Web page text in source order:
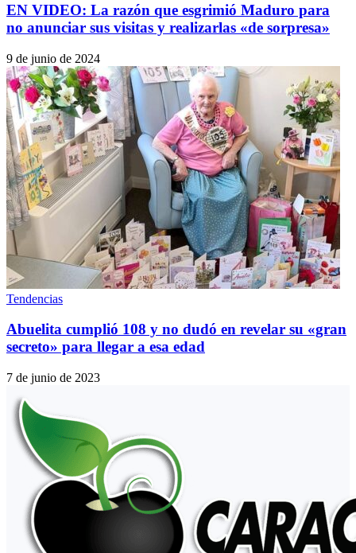
EN VIDEO: La razón que esgrimió Maduro para
no anunciar sus visitas y realizarlas «de sorpresa»
9 de junio de 2024
Tendencias
Abuelita cumplió 108 y no dudó en revelar su «gran
secreto» para llegar a esa edad
7 de junio de 2023